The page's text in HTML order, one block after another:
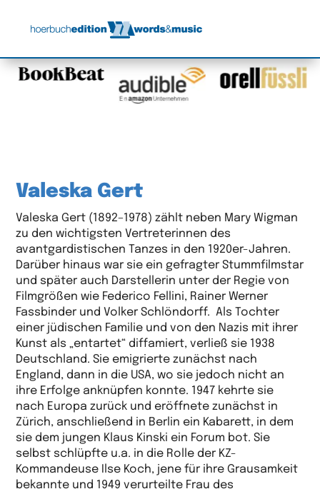
Valeska Gert
Valeska Gert (1892–1978) zählt neben Mary Wigman
zu den wichtigsten Vertreterinnen des
avantgardistischen Tanzes in den 1920er-Jahren.
Darüber hinaus war sie ein gefragter Stummfilmstar
und später auch Darstellerin unter der Regie von
Filmgrößen wie Federico Fellini, Rainer Werner
Fassbinder und Volker Schlöndorff. Als Tochter
einer jüdischen Familie und von den Nazis mit ihrer
Kunst als „entartet“ diffamiert, verließ sie 1938
Deutschland. Sie emigrierte zunächst nach
England, dann in die USA, wo sie jedoch nicht an
ihre Erfolge anknüpfen konnte. 1947 kehrte sie
nach Europa zurück und eröffnete zunächst in
Zürich, anschließend in Berlin ein Kabarett, in dem
sie dem jungen Klaus Kinski ein Forum bot. Sie
selbst schlüpfte u.a. in die Rolle der KZ-
Kommandeuse Ilse Koch, jene für ihre Grausamkeit
bekannte und 1949 verurteilte Frau des